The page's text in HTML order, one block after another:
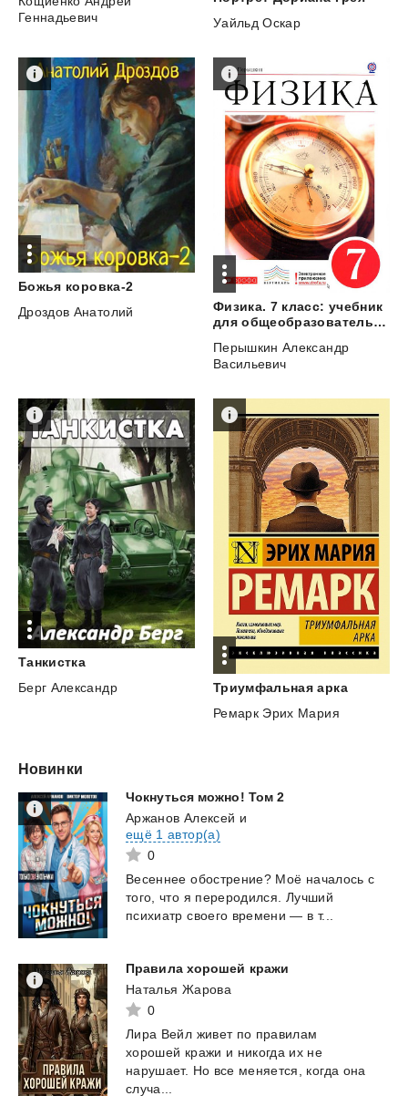
Геннадьевич
Уайльд Оскар
Божья коровка-2
Дроздов Анатолий
Физика. 7 класс: учебник
для общеобразовательных учреждений
Перышкин Александр
Васильевич
Танкистка
Берг Александр
Триумфальная арка
Ремарк Эрих Мария
Новинки
Чокнуться можно! Том 2
Аржанов Алексей и
ещё 1 автор(а)
0
Весеннее обострение? Моё началось с
того, что я переродился. Лучший
психиатр своего времени — в т...
Правила хорошей кражи
Наталья Жарова
0
Лира Вейл живет по правилам
хорошей кражи и никогда их не
нарушает. Но все меняется, когда она
случа...